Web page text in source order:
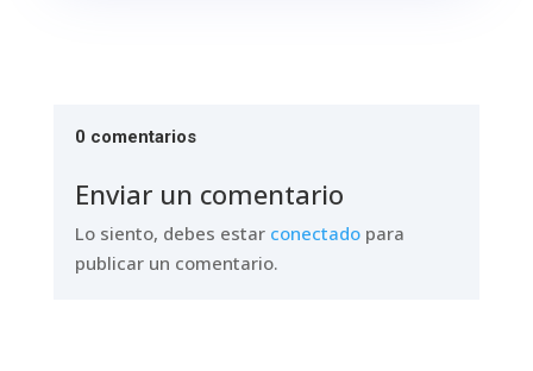
0 comentarios
Enviar un comentario
Lo siento, debes estar conectadopara
publicar un comentario.